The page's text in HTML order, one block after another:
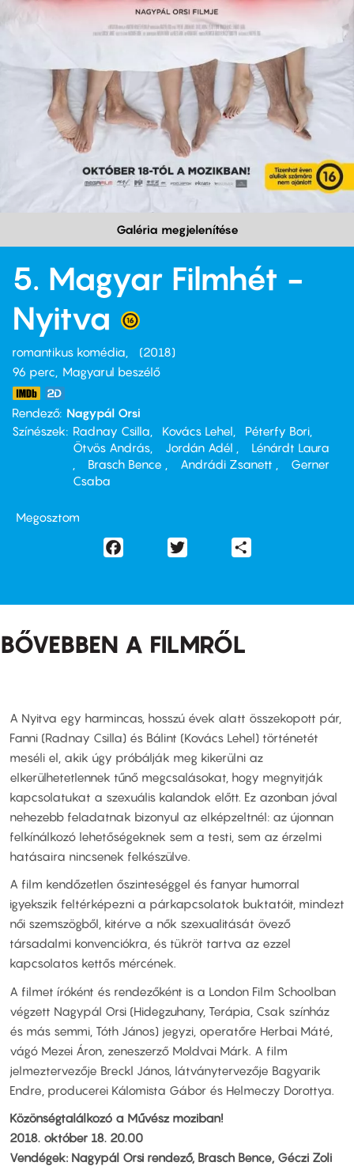
Galéria megjelenítése
5. Magyar Filmhét -
Nyitva
romantikus komédia
2018
96 perc,
Magyarul beszélő
Rendező Nagypál Orsi
Színészek
Radnay Csilla Kovács Lehel
Péterfy Bori
Ötvös András
Jordán Adél
Lénárdt Laura
Brasch Bence
Andrádi Zsanett
Gerner
Csaba
Megosztom
Facebook
BŐVEBBEN A FILMRŐL
A Nyitva egy harmincas, hosszú évek alatt összekopott pár,
Fanni (Radnay Csilla) és Bálint (Kovács Lehel) történetét
meséli el, akik úgy próbálják meg kikerülni az
elkerülhetetlennek tűnő megcsalásokat, hogy megnyitják
kapcsolatukat a szexuális kalandok előtt. Ez azonban jóval
nehezebb feladatnak bizonyul az elképzeltnél: az újonnan
felkínálkozó lehetőségeknek sem a testi, sem az érzelmi
hatásaira nincsenek felkészülve.
A film kendőzetlen őszinteséggel és fanyar humorral
igyekszik feltérképezni a párkapcsolatok buktatóit, mindezt
női szemszögből, kitérve a nők szexualitását övező
társadalmi konvenciókra, és tükröt tartva az ezzel
kapcsolatos kettős mércének.
A filmet íróként és rendezőként is a London Film Schoolban
végzett Nagypál Orsi (Hidegzuhany, Terápia, Csak színház
és más semmi, Tóth János) jegyzi, operatőre Herbai Máté,
vágó Mezei Áron, zeneszerző Moldvai Márk. A film
jelmeztervezője Breckl János, látványtervezője Bagyarik
Endre, producerei Kálomista Gábor és Helmeczy Dorottya.
Közönségtalálkozó a Művész moziban!
2018. október 18. 20.00
Vendégek: Nagypál Orsi rendező, Brasch Bence, Géczi Zoli